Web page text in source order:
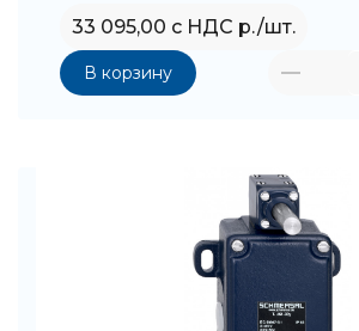
33 095,00 с НДС р./шт.
В корзину